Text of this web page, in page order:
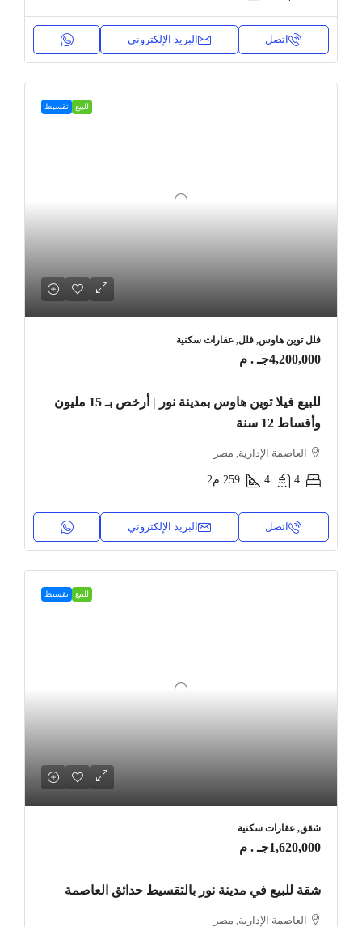
اتصل البريد الإلكتروني
للبيع تقسيط
فلل توين هاوس, فلل, عقارات سكنية
4,200,000جـ . م
للبيع فيلا توين هاوس بمدينة نور | أرخص بـ 15 مليون
وأقساط 12 سنة
العاصمة الإدارية, مصر
4
4
259 م2
اتصل البريد الإلكتروني
للبيع تقسيط
شقق, عقارات سكنية
1,620,000جـ . م
شقة للبيع في مدينة نور بالتقسيط حدائق العاصمة
العاصمة الإدارية, مصر